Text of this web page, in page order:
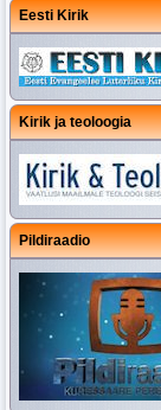
Eesti Kirik
Kirik ja teoloogia
Pildiraadio